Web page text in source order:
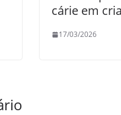
cárie em
17/03/2026